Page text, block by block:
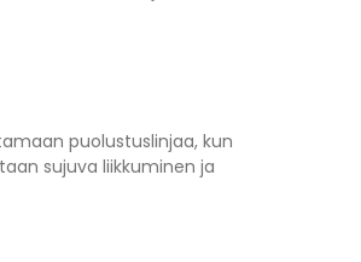
puolustuslinjaa, kun
sujuva liikkuminen ja